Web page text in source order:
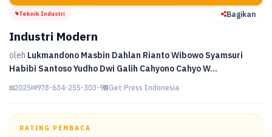
Teknik Industri Bagikan
Industri Modern
oleh Lukmandono Masbin Dahlan Rianto Wibowo Syamsuri
Habibi Santoso Yudho Dwi Galih Cahyono Cahyo W...
2025 978-634-255-303-9 Get Press Indonesia
RATING PEMBACA